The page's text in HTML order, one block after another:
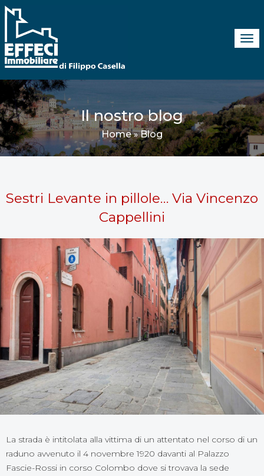
Il nostro blog
Home»Blog
Sestri Levante in pillole… Via Vincenzo
Cappellini
La strada è intitolata alla vittima di un attentato nel corso di un
raduno avvenuto il 4 novembre 1920 davanti al Palazzo
Fascie-Rossi in corso Colombo dove si trovava la sede